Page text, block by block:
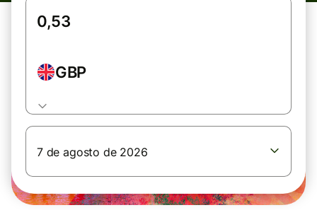
GBP
7 de agosto de 2026